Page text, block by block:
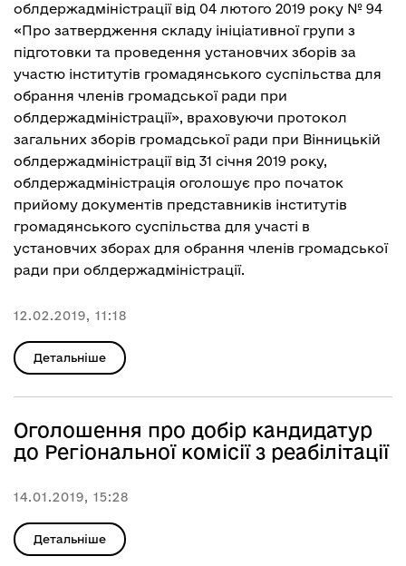
облдержадміністрації від 04 лютого 2019 року № 94
«Про затвердження складу ініціативної групи з
підготовки та проведення установчих зборів за
участю інститутів громадянського суспільства для
обрання членів громадської ради при
облдержадміністрації», враховуючи протокол
загальних зборів громадської ради при Вінницькій
облдержадміністрації від 31 січня 2019 року,
облдержадміністрація оголошує про початок
прийому документів представників інститутів
громадянського суспільства для участі в
установчих зборах для обрання членів громадської
ради при облдержадміністрації.
12.02.2019, 11:18
Детальніше
Оголошення про добір кандидатур
до Регіональної комісії з реабілітації
14.01.2019, 15:28
Детальніше